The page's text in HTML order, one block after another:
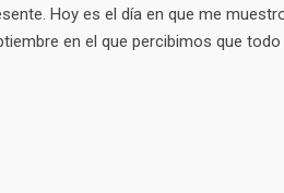
Hoy es el día en que me
en el que percibimos que